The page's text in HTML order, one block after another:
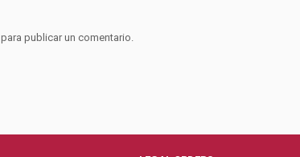
para publicar un comentario.